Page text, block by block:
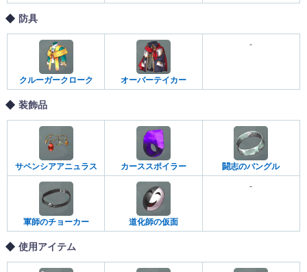
防具
クルーガークローク オーバーテイカー
-
装飾品
サペンシアアニュラス カーススポイラー 闘志のバングル
軍師のチョーカー 道化師の仮面
-
使用アイテム